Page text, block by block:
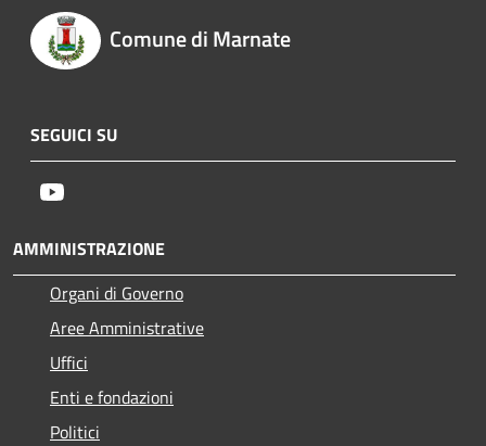
Comune di Marnate
SEGUICI SU
AMMINISTRAZIONE
Organi di Governo
Aree Amministrative
Uffici
Enti e fondazioni
Politici